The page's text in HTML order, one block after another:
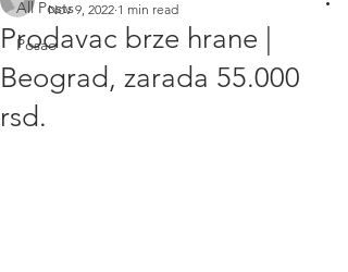
All Posts
Posao
Prodavac brze hrane |
Beograd, zarada 55.000
rsd.
Nov 9, 2022 1 min read